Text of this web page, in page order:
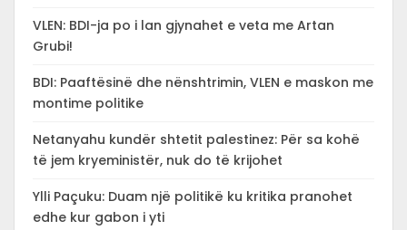
VLEN: BDI-ja po i lan gjynahet e veta me Artan
Grubi!
BDI: Paaftësinë dhe nënshtrimin, VLEN e maskon me
montime politike
Netanyahu kundër shtetit palestinez: Për sa kohë
të jem kryeministër, nuk do të krijohet
Ylli Paçuku: Duam një politikë ku kritika pranohet
edhe kur gabon i yti